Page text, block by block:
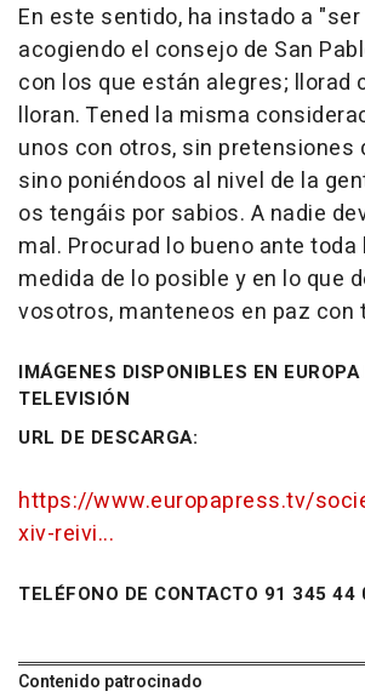
En este sentido, ha instado a
acogiendo el consejo de San
con los que están alegres; llorad
lloran. Tened la misma
unos con otros, sin pretensiones
sino poniéndoos al nivel de la
os tengáis por sabios. A nadie
mal. Procurad lo bueno ante toda
medida de lo posible y en lo que
vosotros, manteneos en paz con
IMÁGENES DISPONIBLES EN EUROPA
TELEVISIÓN
URL DE DESCARGA:
https://www.europapress.tv/
xiv-reivi...
TELÉFONO DE CONTACTO 91 345 44
Contenido patrocinado